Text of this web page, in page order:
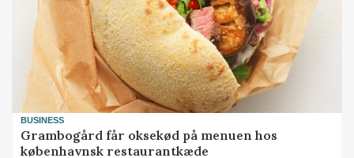
BUSINESS
Grambogård får oksekød på menuen hos
københavnsk restaurantkæde